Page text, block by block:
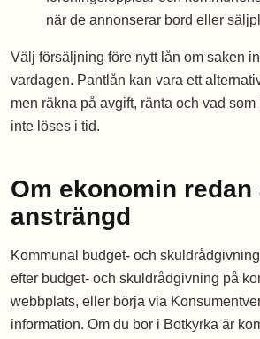
när de annonserar bord eller
Välj försäljning före nytt lån om saken
vardagen. Pantlån kan vara ett
men räkna på avgift, ränta och vad
inte löses i tid.
Om ekonomin redan
ansträngd
Kommunal budget- och
efter budget- och skuldrådgivning på
webbplats, eller börja via
information. Om du bor i Botkyrka är